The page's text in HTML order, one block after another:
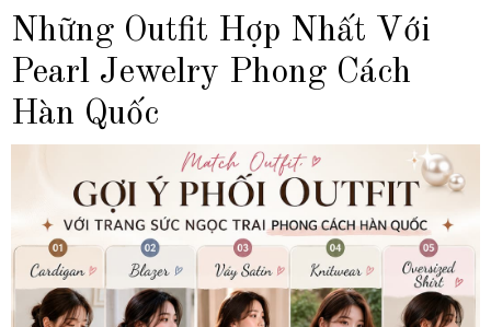
Những Outfit Hợp Nhất Với
Pearl Jewelry Phong Cách
Hàn Quốc